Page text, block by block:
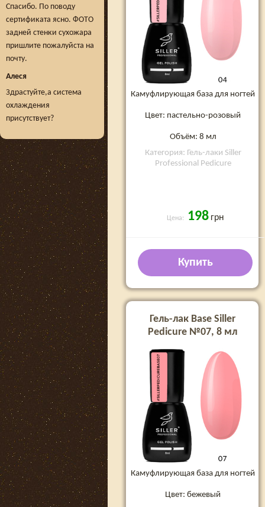
Спасибо. По поводу
сертификата ясно. ФОТО
задней стенки сухожара
пришлите пожалуйста на
почту.
Алеся
Здрастуйте,а система
охлаждения
присутствует?
Камуфлирующая база для ногтей
Цвет: пастельно-розовый
Объём: 8 мл
Категория: Гель-лаки Siller
Professional Pedicure
Цена: 198 грн
Купить
Гель-лак Base Siller
Pedicure №07, 8 мл
Камуфлирующая база для ногтей
Цвет: бежевый